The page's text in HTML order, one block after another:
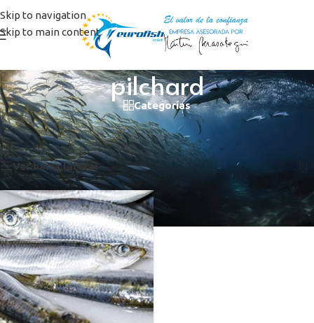
Skip to navigation
Skip to main content
pilchard
Categorías
Inicio/Productos etiquetados “pilchard”
Mostrando el único resultado
Ver barra lateral